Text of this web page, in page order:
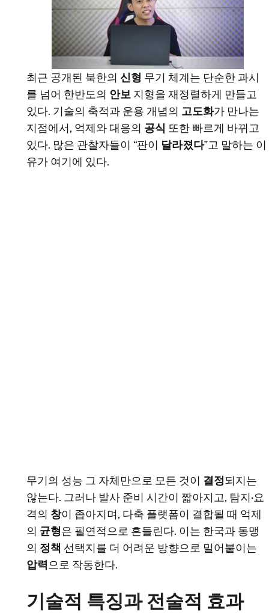
최근 공개된 북한의 신형 무기 체계는 단순한 과시
를 넘어 한반도의 안보 지형을 재정렬하게 만들고
있다. 기술의 축적과 운용 개념의 고도화가 만나는
지점에서, 억제와 대응의 공식 또한 빠르게 바뀌고
있다. 많은 관찰자들이 “판이 달라졌다”고 말하는 이
유가 여기에 있다.
무기의 성능 그 자체만으로 모든 것이 결정되지는
않는다. 그러나 발사 준비 시간이 짧아지고, 탐지·요
격의 창이 좁아지며, 다축 플랫폼이 결합될 때 억제
의 균형은 필연적으로 흔들린다. 이는 한국과 동맹
의 정책 선택지를 더 어려운 방향으로 밀어붙이는
압력으로 작동한다.
기술적 특징과 전술적 효과